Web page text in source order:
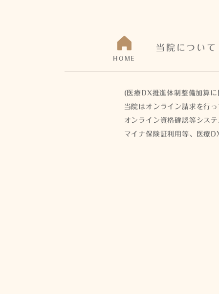
HOME
当院について
(医療DX推進体制整備加算
当院はオンライン請求を行
オンライン資格確認等シス
マイナ保険証利用等、医療